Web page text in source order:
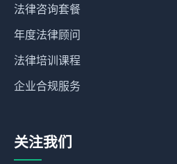
法律咨询套餐
年度法律顾问
法律培训课程
企业合规服务
关注我们